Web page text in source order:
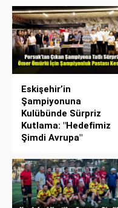
Eskişehir’in
Şampiyonuna
Kulübünde Sürpriz
Kutlama: "Hedefimiz
Şimdi Avrupa"